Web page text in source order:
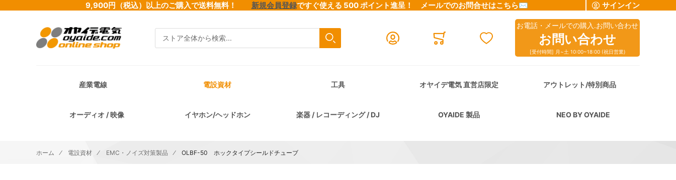
9,900円（税込）以上のご購入で送料無料！ 新規会員登録ですぐ使える 500 ポイント進呈！ メールでのお問合せはこちら✉ サインイン
検索
Close search
検索
お電話・メールでの購入.お問い合わせ
お問い合わせ
[受付時間] 月~土 10:00~18:00 (祝日営業)
産業電線 電設資材 工具 オヤイデ電気 直営店限定 アウトレット/特別商品
オーディオ / 映像 イヤホン/ヘッドホン 楽器 / レコーディング / DJ OYAIDE 製品 NEO BY OYAIDE
ホーム 電設資材 EMC・ノイズ対策製品 OLBF-50 ホックタイプシールドチューブ